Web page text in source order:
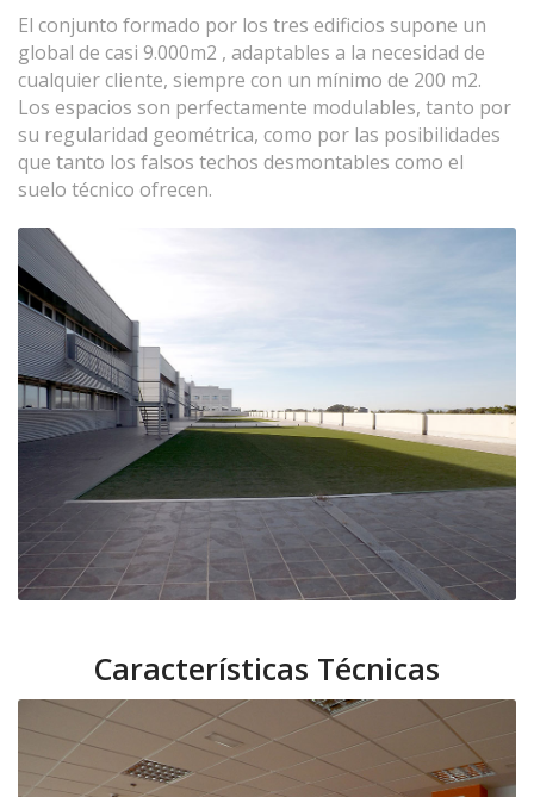
El conjunto formado por los tres edificios supone un
global de casi 9.000m2 , adaptables a la necesidad de
cualquier cliente, siempre con un mínimo de 200 m2.
Los espacios son perfectamente modulables, tanto por
su regularidad geométrica, como por las posibilidades
que tanto los falsos techos desmontables como el
suelo técnico ofrecen.
Características Técnicas